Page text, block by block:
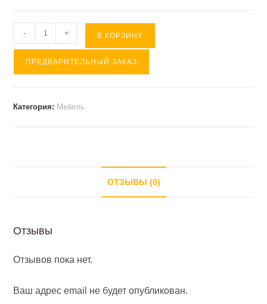
Количество
товара
ЮПИТЕР
- + В КОРЗИНУ
ПРЕДВАРИТЕЛЬНЫЙ ЗАКАЗ
Категория: Мебель
ОТЗЫВЫ (0)
Отзывы
Отзывов пока нет.
Ваш адрес email не будет опубликован.